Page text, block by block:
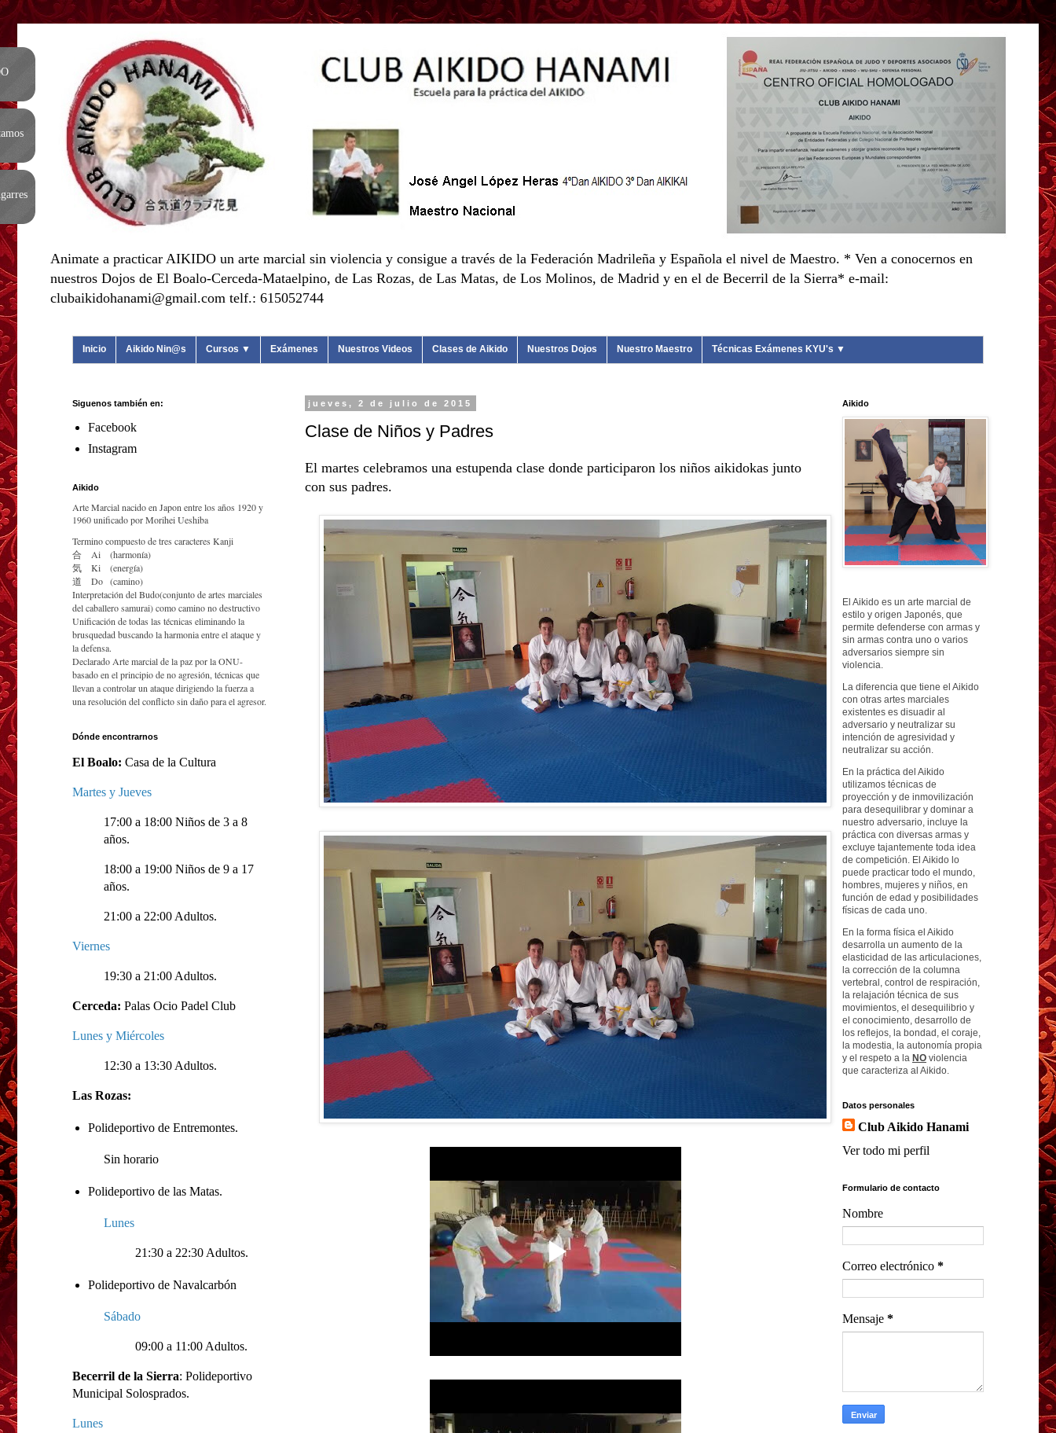
Animate a practicar AIKIDO un arte marcial sin violencia y consigue a través de la Federación Madrileña y Española el nivel de Maestro. * Ven a conocernos en
nuestros Dojos de El Boalo-Cerceda-Mataelpino, de Las Rozas, de Las Matas, de Los Molinos, de Madrid y en el de Becerril de la Sierra* e-mail:
clubaikidohanami@gmail.com telf.: 615052744
Inicio Aikido Nin@s Cursos ▼ Exámenes Nuestros Videos Clases de Aikido Nuestros Dojos Nuestro Maestro Técnicas Exámenes KYU's ▼
jueves, 2 de julio de 2015
Clase de Niños y Padres
El martes celebramos una estupenda clase donde participaron los niños aikidokas junto
con sus padres.
Siguenos también en:
Facebook
Instagram
Aikido
Arte Marcial nacido en Japon entre los años 1920 y
1960 unificado por Morihei Ueshiba
Termino compuesto de tres caracteres Kanji
合
Ai
(harmonía)
気
Ki
(energía)
道
Do (camino)
Interpretación del Budo(conjunto de artes marciales
del caballero samurai) como camino no destructivo
Unificación de todas las técnicas eliminando la
brusquedad buscando la harmonia entre el ataque y
la defensa.
Declarado Arte marcial de la paz por la ONU-
basado en el principio de no agresión, técnicas que
llevan a controlar un ataque dirigiendo la fuerza a
una resolución del conflicto sin daño para el agresor.
Dónde encontrarnos
El Boalo: Casa de la Cultura
Martes y Jueves
17:00 a 18:00 Niños de 3 a 8
años.
18:00 a 19:00 Niños de 9 a 17
años.
21:00 a 22:00 Adultos.
Viernes
19:30 a 21:00 Adultos.
Cerceda: Palas Ocio Padel Club
Lunes y Miércoles
12:30 a 13:30 Adultos.
Las Rozas:
Polideportivo de Entremontes.
Sin horario
Polideportivo de las Matas.
Lunes
21:30 a 22:30 Adultos.
Polideportivo de Navalcarbón
Sábado
09:00 a 11:00 Adultos.
Becerril de la Sierra: Polideportivo
Municipal Solosprados.
Lunes
Aikido
El Aikido es un arte marcial de
estilo y origen Japonés, que
permite defenderse con armas y
sin armas contra uno o varios
adversarios siempre sin
violencia.
La diferencia que tiene el Aikido
con otras artes marciales
existentes es disuadir al
adversario y neutralizar su
intención de agresividad y
neutralizar su acción.
En la práctica del Aikido
utilizamos técnicas de
proyección y de inmovilización
para desequilibrar y dominar a
nuestro adversario, incluye la
práctica con diversas armas y
excluye tajantemente toda idea
de competición. El Aikido lo
puede practicar todo el mundo,
hombres, mujeres y niños, en
función de edad y posibilidades
físicas de cada uno.
En la forma física el Aikido
desarrolla un aumento de la
elasticidad de las articulaciones,
la corrección de la columna
vertebral, control de respiración,
la relajación técnica de sus
movimientos, el desequilibrio y
el conocimiento, desarrollo de
los reflejos, la bondad, el coraje,
la modestia, la autonomía propia
y el respeto a la NO violencia
que caracteriza al Aikido.
Datos personales
Club Aikido Hanami
Ver todo mi perfil
Formulario de contacto
Nombre
Correo electrónico *
Mensaje *